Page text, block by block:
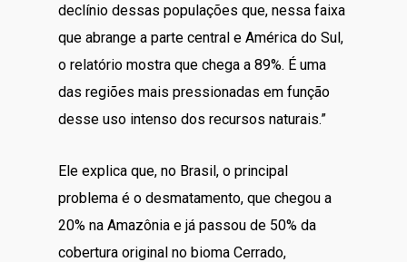
declínio dessas populações que, nessa faixa
que abrange a parte central e América do Sul,
o relatório mostra que chega a 89%. É uma
das regiões mais pressionadas em função
desse uso intenso dos recursos naturais.”
Ele explica que, no Brasil, o principal
problema é o desmatamento, que chegou a
20% na Amazônia e já passou de 50% da
cobertura original no bioma Cerrado,